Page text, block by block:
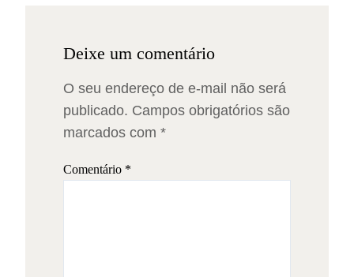
Deixe um comentário
O seu endereço de e-mail não será
publicado. Campos obrigatórios são
marcados com *
Comentário *